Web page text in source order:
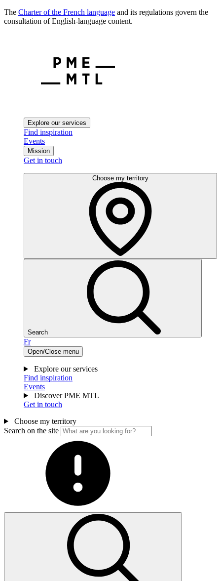
The Charter of the French language and its regulations govern the
consultation of English-language content.
Explore our services
Find inspiration
Events
Mission
Get in touch
Choose my territory
Search
Fr
Open/Close menu
Explore our services
Find inspiration
Events
Discover PME MTL
Get in touch
Choose my territory
Search on the site